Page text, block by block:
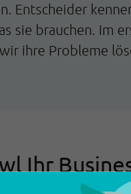
Entscheider
sie brauchen. Im
ihre Probleme
Ihr